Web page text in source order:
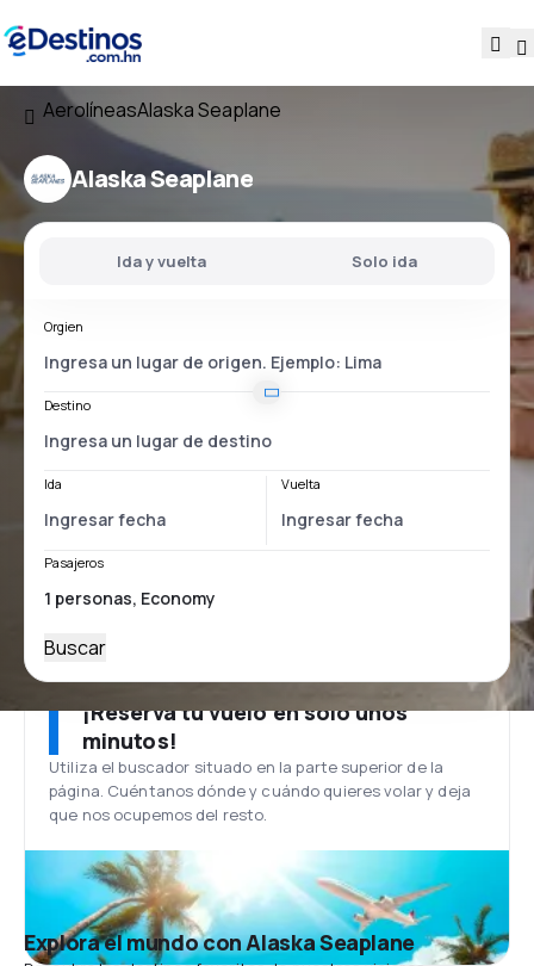
AerolíneasAlaska Seaplane
Alaska Seaplane
Ida y vuelta Solo ida
Orgien
Destino
Ida Vuelta
Pasajeros
Buscar
¡Reserva tu vuelo en solo unos
minutos!
Utiliza el buscador situado en la parte superior de la
página. Cuéntanos dónde y cuándo quieres volar y deja
que nos ocupemos del resto.
Explora el mundo con Alaska Seaplane